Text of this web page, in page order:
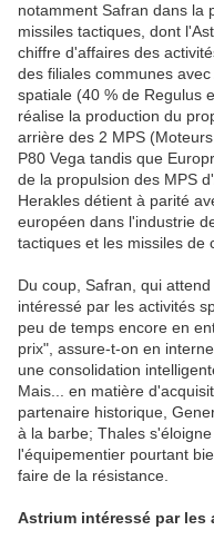
notamment Safran dans la
missiles tactiques, dont
chiffre d'affaires des
des filiales communes
spatiale (40 % de Regulus
réalise la production du
arrière des 2 MPS
P80 Vega tandis que
de la propulsion des MPS
Herakles détient à parité
européen dans l'industrie
tactiques et les missiles de
Du coup, Safran, qui
intéressé par les activités
peu de temps encore en
prix", assure-t-on en
une consolidation
Mais... en matière
partenaire historique,
à la barbe; Thales
l'équipementier pourtant
faire de la résistance.
Astrium intéressé par